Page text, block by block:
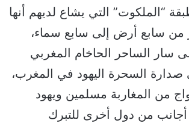
“الملكوت” التي يشاع لديهم أنها
من سابع أرض إلى سابع سماء،
سار الساحر الحاخام المغربي
صدارة السحرة اليهود في المغرب،
من المغاربة مسلمين ويهود
من دول أخرى للتبرك